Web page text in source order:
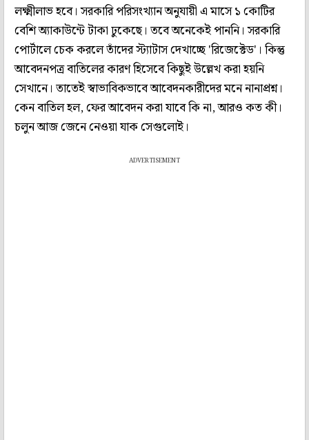
লক্ষ্মীলাভ হবে। সরকারি পরিসংখ্যান অনুযায়ী এ মাসে ১ কোটির
বেশি অ্যাকাউন্টে টাকা ঢুকেছে। তবে অনেকেই পাননি। সরকারি
পোর্টালে চেক করলে তাঁদের স্ট্যাটাস দেখাচ্ছে 'রিজেক্টেড'। কিন্তু
আবেদনপত্র বাতিলের কারণ হিসেবে কিছুই উল্লেখ করা হয়নি
সেখানে। তাতেই স্বাভাবিকভাবে আবেদনকারীদের মনে নানাপ্রশ্ন।
কেন বাতিল হল, ফের আবেদন করা যাবে কি না, আরও কত কী।
চলুন আজ জেনে নেওয়া যাক সেগুলোই।
ADVERTISEMENT